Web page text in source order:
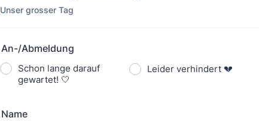
Unser grosser Tag
An-/Abmeldung
Schon lange darauf
gewartet! 🤍
Leider verhindert 💔
Name